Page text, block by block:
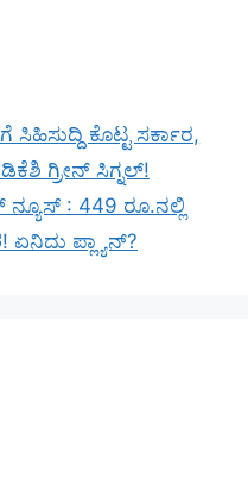
ಕೊಟ್ಟ ಸರ್ಕಾರ,
ಗ್ರೀನ್ ಸಿಗ್ನಲ್!
ನ್ಯೂಸ್ : 449 ರೂ.ನಲ್ಲಿ
ಪ್ಲ್ಯಾನ್?